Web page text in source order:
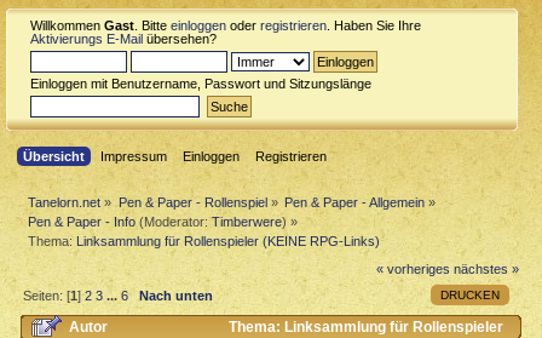
Willkommen Gast . Bitte einloggen oder registrieren . Haben Sie Ihre
Aktivierungs E-Mail übersehen?
Einloggen mit Benutzername, Passwort und Sitzungslänge
Übersicht Impressum Einloggen Registrieren
Tanelorn.net » Pen & Paper - Rollenspiel» Pen & Paper - Allgemein »
Pen & Paper - Info (Moderator:Timberwere) »
Thema:Linksammlung für Rollenspieler (KEINE RPG-Links)
« vorheriges nächstes »
DRUCKEN
Seiten: [1]2 3 ...6 Nach unten
Autor
Thema: Linksammlung für Rollenspieler